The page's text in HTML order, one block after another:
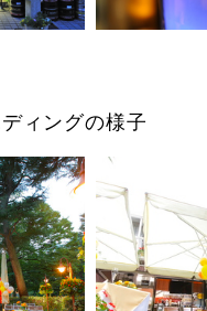
ィングの様子